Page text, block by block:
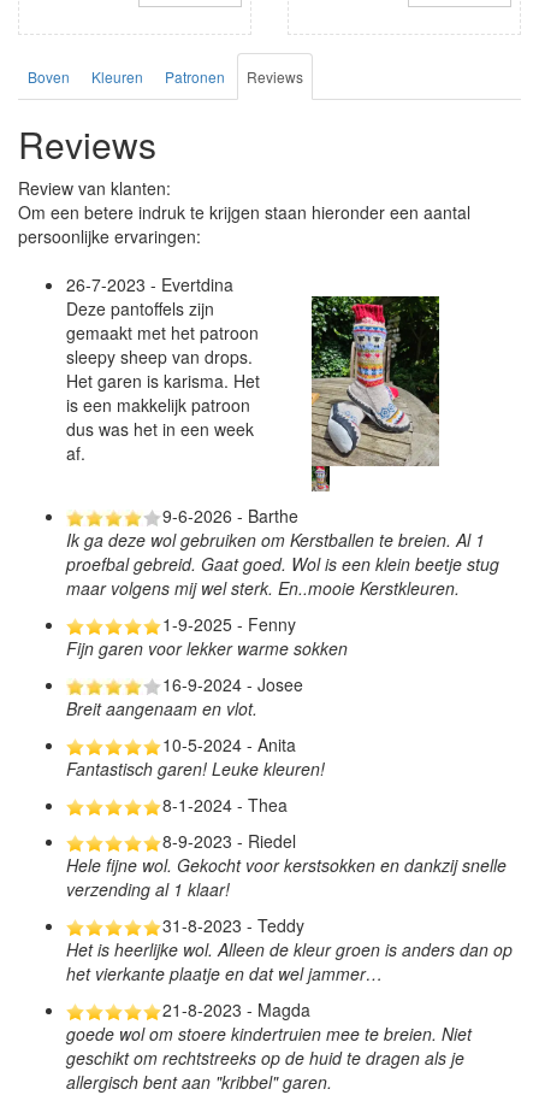
Boven Kleuren Patronen Reviews
Reviews
Review van klanten:
Om een betere indruk te krijgen staan hieronder een aantal
persoonlijke ervaringen:
26-7-2023 - Evertdina
Deze pantoffels zijn
gemaakt met het patroon
sleepy sheep van drops.
Het garen is karisma. Het
is een makkelijk patroon
dus was het in een week
af.
9-6-2026 - Barthe
Ik ga deze wol gebruiken om Kerstballen te breien. Al 1
proefbal gebreid. Gaat goed. Wol is een klein beetje stug
maar volgens mij wel sterk. En..mooie Kerstkleuren.
1-9-2025 - Fenny
Fijn garen voor lekker warme sokken
16-9-2024 - Josee
Breit aangenaam en vlot.
10-5-2024 - Anita
Fantastisch garen! Leuke kleuren!
8-1-2024 - Thea
8-9-2023 - Riedel
Hele fijne wol. Gekocht voor kerstsokken en dankzij snelle
verzending al 1 klaar!
31-8-2023 - Teddy
Het is heerlijke wol. Alleen de kleur groen is anders dan op
het vierkante plaatje en dat wel jammer…
21-8-2023 - Magda
goede wol om stoere kindertruien mee te breien. Niet
geschikt om rechtstreeks op de huid te dragen als je
allergisch bent aan "kribbel" garen.